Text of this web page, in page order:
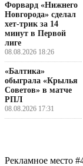
Форвард «Нижнего
Новгорода» сделал
хет-трик за 14
минут в Первой
лиге
08.08.2026 18:26
«Балтика»
обыграла «Крылья
Советов» в матче
РПЛ
08.08.2026 17:31
Рекламное место